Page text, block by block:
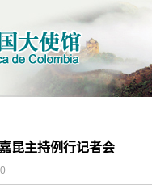
昆主持例行记者会